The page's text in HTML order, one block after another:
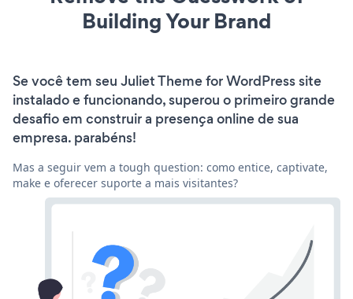
Building Your Brand
Se você tem seu Juliet Theme for WordPress site
instalado e funcionando, superou o primeiro grande
desafio em construir a presença online de sua
empresa. parabéns!
Mas a seguir vem a tough question: como entice, captivate,
make e oferecer suporte a mais visitantes?